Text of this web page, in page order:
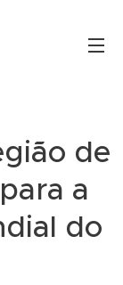
de
a
do